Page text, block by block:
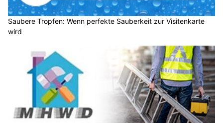
Saubere Tropfen: Wenn perfekte Sauberkeit zur Visitenkarte
wird